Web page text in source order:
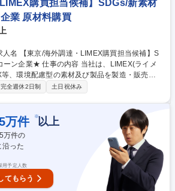
携業務 募集職種 K2667横浜*半導
の生産管理・部品調達★製品、業界不問
購買担当候補】SDGs/新素材
業 原材料購買
当社は、LIMEX(ライメ
、環境配慮型の素材及び製品を製造・販売しS
企業です。そんな当社にて《海外調達・購買担
定、委託先選定、国内外の輸送手配などサプラ
ます。 【具体的には】■調達・購買戦略の策定
各種契約締結・価格交渉 ■原価見積もり作成・低
適化 ■輸出入含む国内外輸送の手配・最適物流
★
完全週休2日制 土日祝休み
万件 ※以上
万件の
った
用予定人数
てもらう